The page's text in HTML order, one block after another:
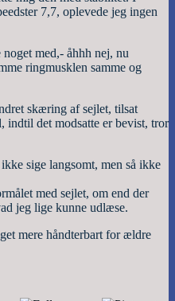
7,7, oplevede jeg ingen
med,- åhhh nej, nu
ringmusklen samme og
skæring af sejlet, tilsat
indtil det modsatte er bevist, tror
sige langsomt, men så ikke
med sejlet, om end der
jeg lige kunne udlæse.
mere håndterbart for ældre